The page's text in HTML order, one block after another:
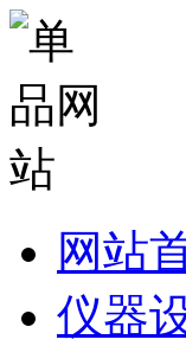
网站
仪器